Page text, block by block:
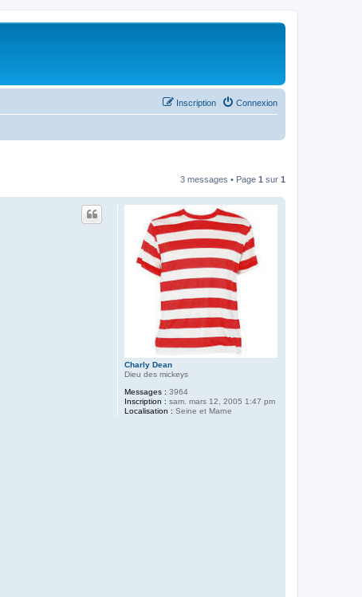
Connexion
Inscription
3 messages • Page 1 sur 1
Charly Dean
Dieu des mickeys
Messages : 3964
Inscription : sam. mars 12, 2005 1:47 pm
Localisation : Seine et Marne